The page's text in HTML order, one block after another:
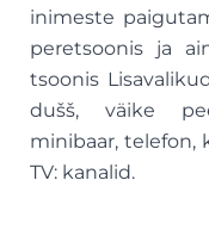
inimeste
peretsoonis ja
tsoonis
dušš, väike
minibaar, telefon,
TV: kanalid.